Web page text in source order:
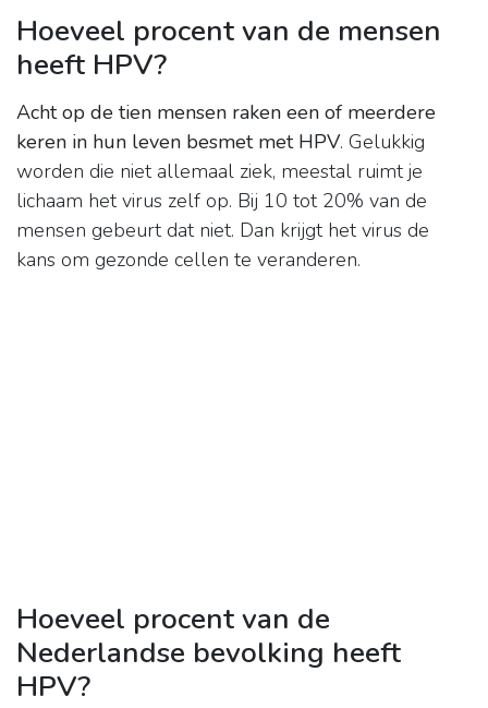
Hoeveel procent van de mensen
heeft HPV?
Acht op de tien mensen raken een of meerdere
keren in hun leven besmet met HPV. Gelukkig
worden die niet allemaal ziek, meestal ruimt je
lichaam het virus zelf op. Bij 10 tot 20% van de
mensen gebeurt dat niet. Dan krijgt het virus de
kans om gezonde cellen te veranderen.
Hoeveel procent van de
Nederlandse bevolking heeft
HPV?